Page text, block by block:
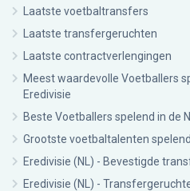
Laatste voetbaltransfers
Laatste transfergeruchten
Laatste contractverlengingen
Meest waardevolle Voetballers
Eredivisie
Beste Voetballers spelend in de
Grootste voetbaltalenten
Eredivisie (NL) - Bevestigde
Eredivisie (NL) -